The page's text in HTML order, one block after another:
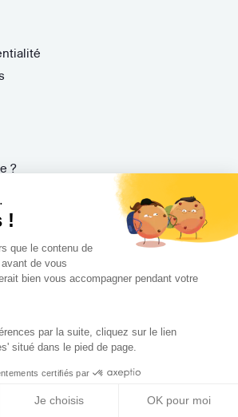
!
que le contenu de
de vous
bien vous accompagner pendant votre
par la suite, cliquez sur le lien
situé dans le pied de page.
certifiés par
Je choisis OK pour moi
?